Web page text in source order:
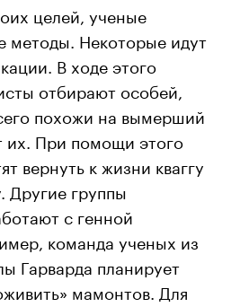
целей, ученые
методы. Некоторые идут
В ходе этого
отбирают особей,
похожи на вымерший
их. При помощи этого
вернуть к жизни кваггу
Другие группы
с генной
команда ученых из
Гарварда планирует
мамонтов. Для